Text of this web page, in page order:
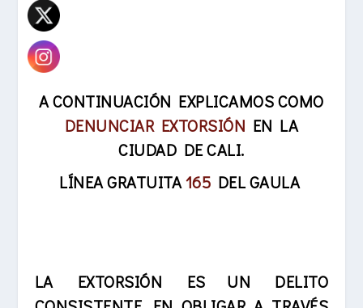
A CONTINUACIÓN EXPLICAMOS COMO
DENUNCIAR EXTORSIÓN EN LA
CIUDAD DE CALI.
LÍNEA GRATUITA165 DEL GAULA
LA EXTORSIÓN ES UN DELITO